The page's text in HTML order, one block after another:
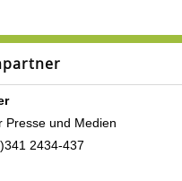
Presse und Medien
2434-437